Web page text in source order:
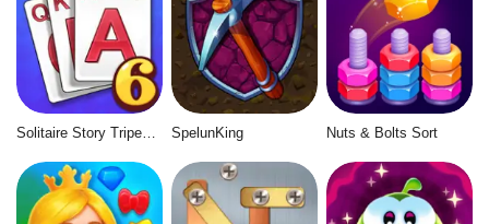
SpelunKing Nuts & Bolts Sort